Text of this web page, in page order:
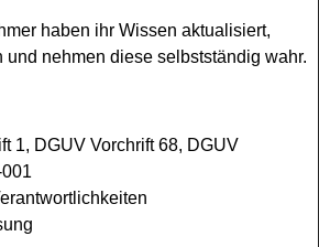
haben ihr Wissen aktualisiert,
und nehmen diese selbstständig wahr.
1, DGUV Vorchrift 68, DGUV